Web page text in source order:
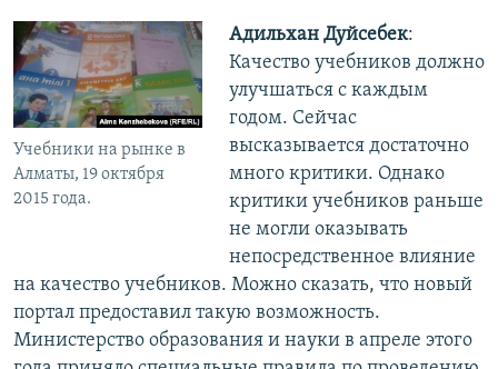
Учебники на рынке в
Алматы, 19 октября
2015 года.
Адильхан Дуйсебек:
Качество учебников должно
улучшаться с каждым
годом. Сейчас
высказывается достаточно
много критики. Однако
критики учебников раньше
не могли оказывать
непосредственное влияние
на качество учебников. Можно сказать, что новый
портал предоставил такую возможность.
Министерство образования и науки в апреле этого